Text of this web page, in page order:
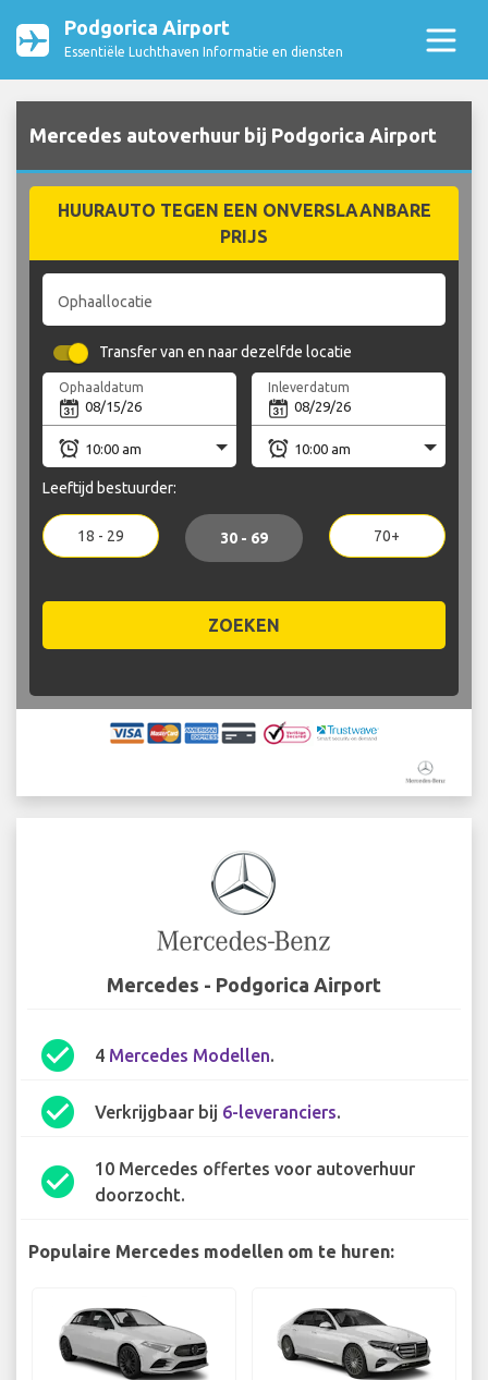
Podgorica Airport
Essentiële Luchthaven Informatie en diensten
Mercedes autoverhuur bij Podgorica Airport
HUURAUTO TEGEN EEN ONVERSLAANBARE
PRIJS
Ophaallocatie
Transfer van en naar dezelfde locatie
Ophaaldatum Inleverdatum
Leeftijd bestuurder:
18 - 29 30 - 69 70+
ZOEKEN
Mercedes - Podgorica Airport
check_circle 4 Mercedes Modellen.
check_circle Verkrijgbaar bij 6-leveranciers.
check_circle
10 Mercedes offertes voor autoverhuur
doorzocht.
Populaire Mercedes modellen om te huren: